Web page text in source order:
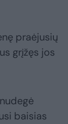
praėjusių
grįžęs jos
baisias